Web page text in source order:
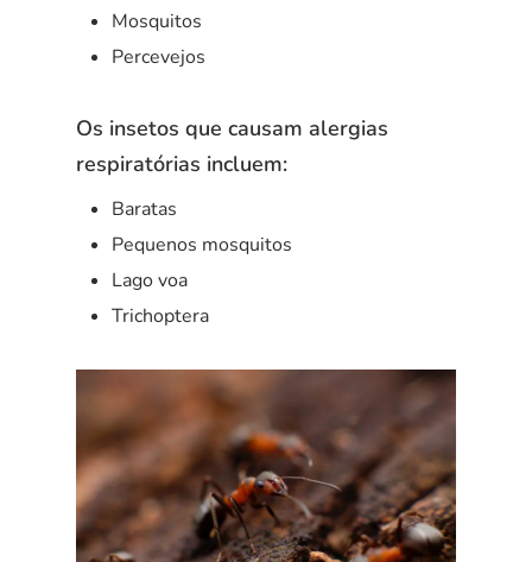
Mosquitos
Percevejos
Os insetos que causam alergias
respiratórias incluem:
Baratas
Pequenos mosquitos
Lago voa
Trichoptera